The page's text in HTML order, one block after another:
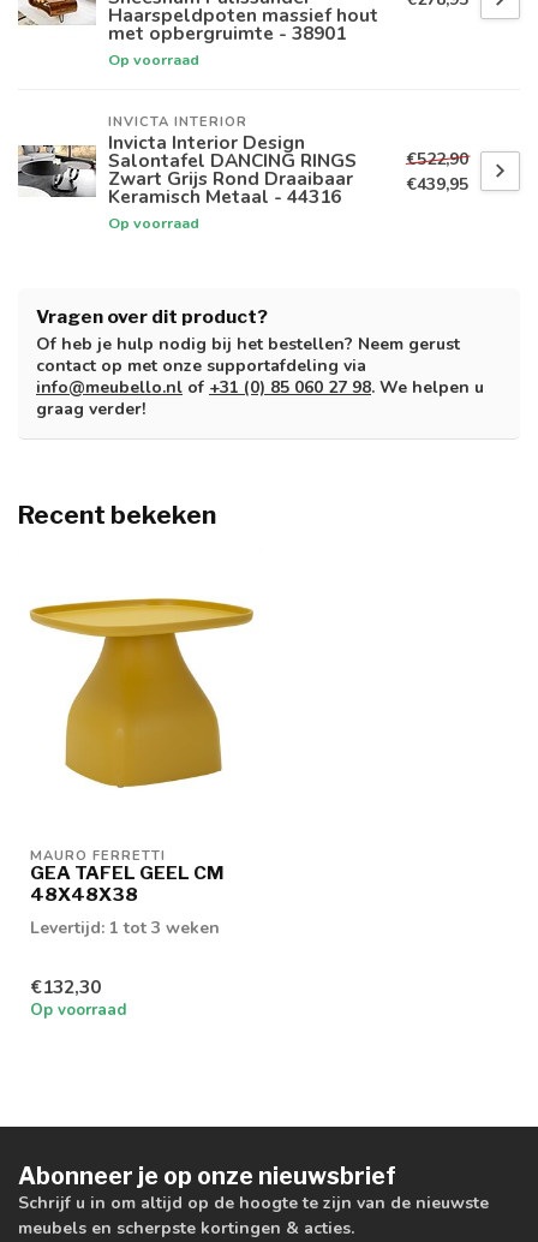
Haarspeldpoten massief hout
met opbergruimte - 38901
Op voorraad
INVICTA INTERIOR
Invicta Interior Design
Salontafel DANCING RINGS
Zwart Grijs Rond Draaibaar
Keramisch Metaal - 44316
Op voorraad
€522,90
€439,95
Vragen over dit product?
Of heb je hulp nodig bij het bestellen? Neem gerust
contact op met onze supportafdeling via
info@meubello.nl of +31 (0) 85 060 27 98. We helpen u
graag verder!
Recent bekeken
MAURO FERRETTI
GEA TAFEL GEEL CM
48X48X38
Levertijd: 1 tot 3 weken
€132,30
Op voorraad
Abonneer je op onze nieuwsbrief
Schrijf u in om altijd op de hoogte te zijn van de nieuwste
meubels en scherpste kortingen & acties.